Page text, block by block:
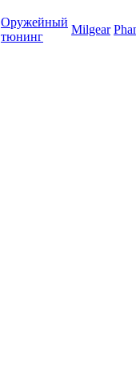
Оружейный
тюнинг
Milgear